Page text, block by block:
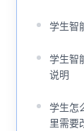
学生智
学生智
说明
学生怎
里需要